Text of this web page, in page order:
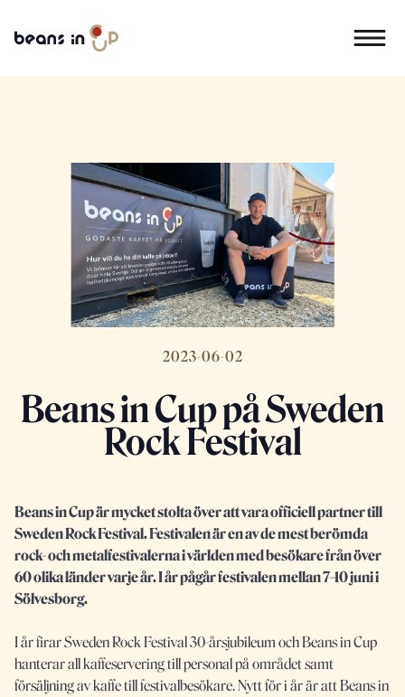
2023-06-02
Beans in Cup på Sweden
Rock Festival
Beans in Cup är mycket stolta över att vara officiell partner till
Sweden Rock Festival. Festivalen är en av de mest berömda
rock- och metalfestivalerna i världen med besökare från över
60 olika länder varje år. I år pågår festivalen mellan 7–10 juni i
Sölvesborg.
I år firar Sweden Rock Festival 30-årsjubileum och Beans in Cup
hanterar all kaffeservering till personal på området samt
försäljning av kaffe till festivalbesökare. Nytt för i år är att Beans in